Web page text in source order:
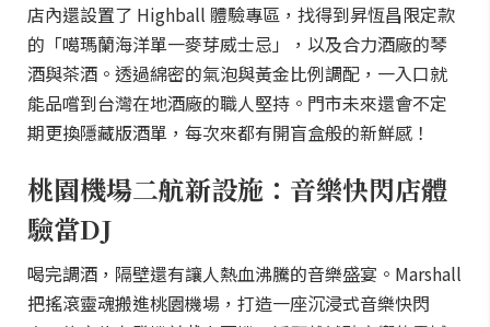
店內還設置了 Highball 體驗專區，找得到昇恆昌限定款
的「噶瑪蘭海洋單一麥芽威士忌」，以及合力酒廠的琴
酒與茶酒。透過綿密的氣泡與黃金比例調配，一入口就
能品嚐到台灣在地酒廠的職人堅持。門市未來還會不定
期更換隱藏版酒單，每次來都有開盲盒般的新鮮感！
桃園機場二航新設施：音樂快閃店體
驗當DJ
喝完調酒，隔壁還有讓人熱血沸騰的音樂盛宴。Marshall
把搖滾靈魂搬進桃園機場，打造一座沉浸式音樂快閃